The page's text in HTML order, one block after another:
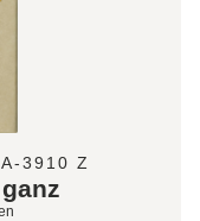
3910 Z